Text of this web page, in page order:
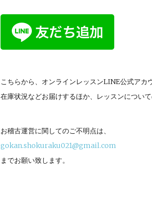
こちらから、オンラインレッスンLINE公式アカ
在庫状況などお届けするほか、レッスンについ
お稽古運営に関してのご不明点は、
gokan.shokuraku021@gmail.com
までお願い致します。